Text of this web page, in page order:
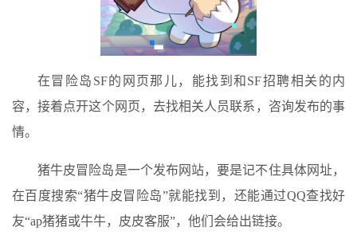
在冒险岛SF的网页那儿，能找到和SF招聘相关的内
容，接着点开这个网页，去找相关人员联系，咨询发布的事
情。
猪牛皮冒险岛是一个发布网站，要是记不住具体网址，
在百度搜索“猪牛皮冒险岛”就能找到，还能通过QQ查找好
友“ap猪猪或牛牛，皮皮客服”，他们会给出链接。